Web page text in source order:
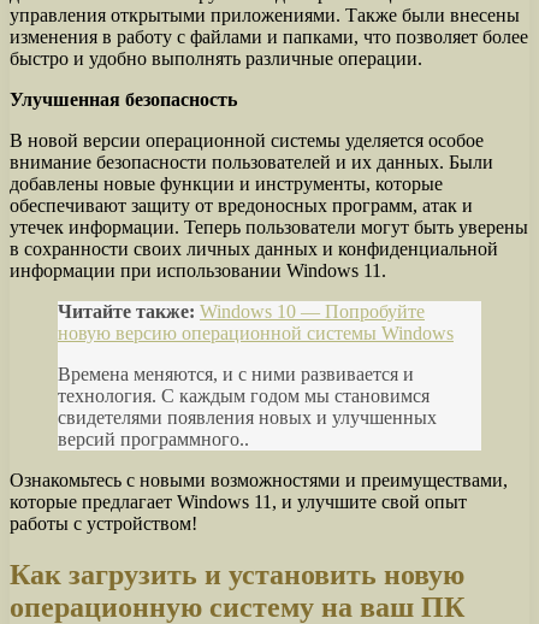
управления открытыми приложениями. Также были внесены
изменения в работу с файлами и папками, что позволяет более
быстро и удобно выполнять различные операции.
Улучшенная безопасность
В новой версии операционной системы уделяется особое
внимание безопасности пользователей и их данных. Были
добавлены новые функции и инструменты, которые
обеспечивают защиту от вредоносных программ, атак и
утечек информации. Теперь пользователи могут быть уверены
в сохранности своих личных данных и конфиденциальной
информации при использовании Windows 11.
Читайте также: Windows 10 — Попробуйте
новую версию операционной системы Windows
Времена меняются, и с ними развивается и
технология. С каждым годом мы становимся
свидетелями появления новых и улучшенных
версий программного..
Ознакомьтесь с новыми возможностями и преимуществами,
которые предлагает Windows 11, и улучшите свой опыт
работы с устройством!
Как загрузить и установить новую
операционную систему на ваш ПК